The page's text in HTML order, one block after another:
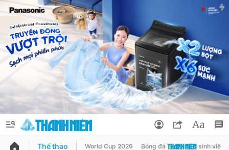
Thể thao World Cup 2026 Bóng đá sinh viên